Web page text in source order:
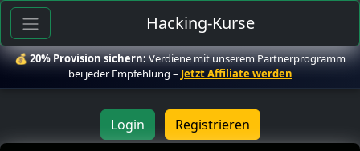
Hacking-Kurse
💰20% Provision sichern:Verdiene mit unserem Partnerprogramm
bei jeder Empfehlung – Jetzt Affiliate werden
Login Registrieren